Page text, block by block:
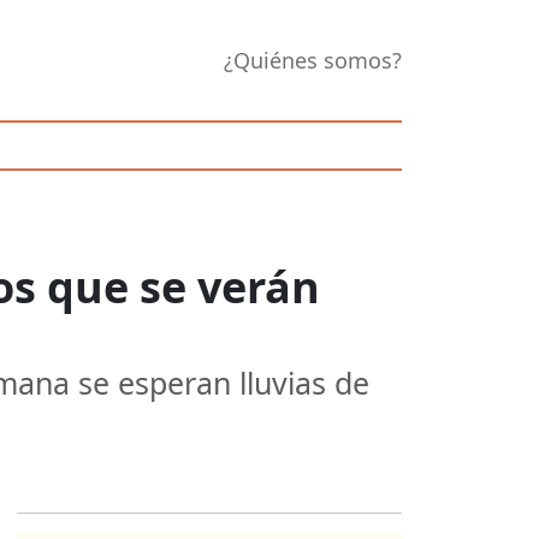
¿Quiénes somos?
que se verán
se esperan lluvias de